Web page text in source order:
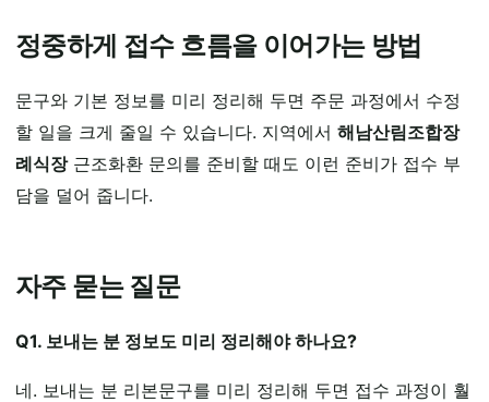
정중하게 접수 흐름을 이어가는 방법
문구와 기본 정보를 미리 정리해 두면 주문 과정에서 수정
할 일을 크게 줄일 수 있습니다. 지역에서 해남산림조합장
례식장근조화환 문의를 준비할 때도 이런 준비가 접수 부
담을 덜어 줍니다.
자주 묻는 질문
Q1. 보내는 분 정보도 미리 정리해야 하나요?
네. 보내는 분 리본문구를 미리 정리해 두면 접수 과정이 훨